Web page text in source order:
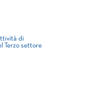
di
Terzo settore